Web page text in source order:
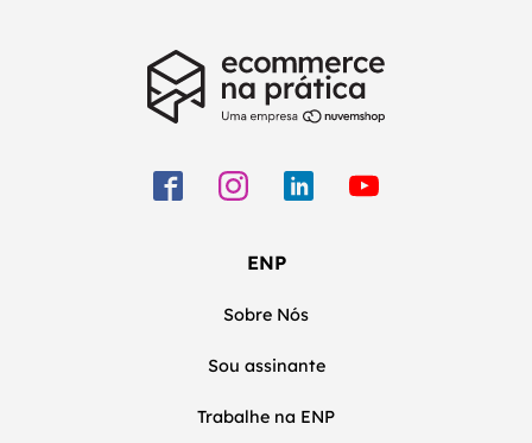
ENP
Sobre Nós
Sou assinante
Trabalhe na ENP